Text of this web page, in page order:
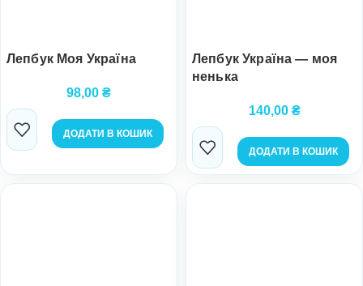
Лепбук Моя Україна
98,00 ₴
ДОДАТИ В КОШИК
Лепбук Україна — моя
ненька
140,00 ₴
ДОДАТИ В КОШИК